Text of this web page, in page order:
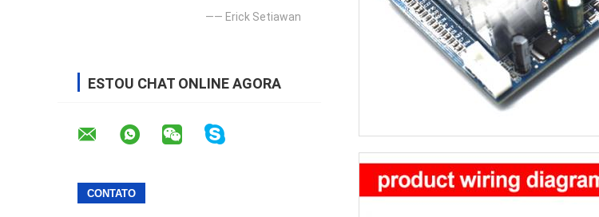
—— Erick Setiawan
ESTOU CHAT ONLINE AGORA